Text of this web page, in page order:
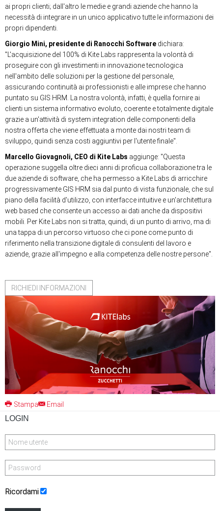
ai propri clienti; dall'altro le medie e grandi aziende che hanno la
necessità di integrare in un unico applicativo tutte le informazioni dei
propri dipendenti.
Giorgio Mini, presidente di Ranocchi Software dichiara:
"L'acquisizione del 100% di Kite Labs rappresenta la volontà di
proseguire con gli investimenti in innovazione tecnologica
nell'ambito delle soluzioni per la gestione del personale,
assicurando continuità ai professionisti e alle imprese che hanno
puntato su GIS HRM. La nostra volontà, infatti, è quella fornire ai
clienti un sistema informativo evoluto, coerente e totalmente digitale
grazie a un'attività di system integration delle componenti della
nostra offerta che viene effettuata a monte dai nostri team di
sviluppo, quindi senza costi aggiuntivi per l'utente finale".
Marcello Giovagnoli, CEO di Kite Labs aggiunge: "Questa
operazione suggella oltre dieci anni di proficua collaborazione tra le
due aziende di software, che ha permesso a Kite Labs di arricchire
progressivamente GIS HRM sia dal punto di vista funzionale, che sul
piano della facilità d'utilizzo, con interfacce intuitive e un'architettura
web based che consente un accesso ai dati anche da dispositivi
mobili. Per Kite Labs non si tratta, quindi, di un punto di arrivo, ma di
una tappa di un percorso virtuoso che ci pone come punto di
riferimento nella transizione digitale di consulenti del lavoro e
aziende, grazie all'impegno e alla competenza delle nostre persone".
RICHIEDI INFORMAZIONI
Stampa Email
LOGIN
Ricordami